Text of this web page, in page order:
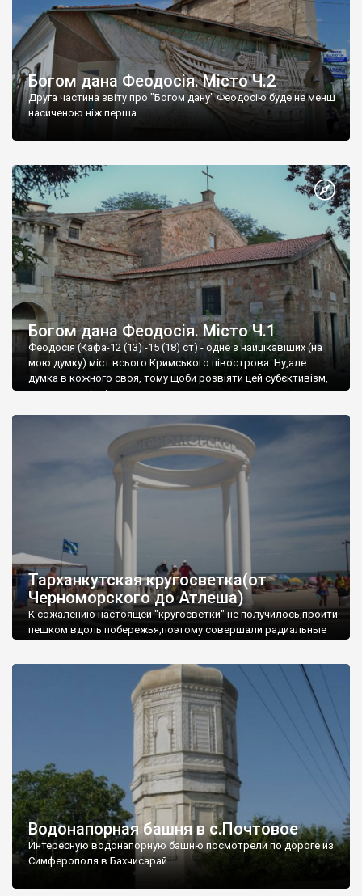
Богом дана Феодосія. Місто Ч.2
Друга частина звіту про "Богом дану" Феодосію буде не менш
насиченою ніж перша.
Богом дана Феодосія. Місто Ч.1
Феодосія (Кафа-12 (13) -15 (18) ст) - одне з найцікавіших (на
мою думку) міст всього Кримського півострова .Ну,але
думка в кожного своя, тому щоби розвіяти цей субєктивізм,
запрошую відвідати це
Тарханкутская кругосветка(от
Черноморского до Атлеша)
К сожалению настоящей "кругосветки" не получилось,пройти
пешком вдоль побережья,поэтому совершали радиальные
Водонапорная башня в с.Почтовое
Интересную водонапорную башню посмотрели по дороге из
Симферополя в Бахчисарай.